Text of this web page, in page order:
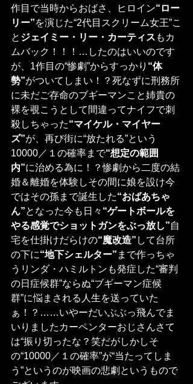
作目で当時からおばさ、ヒロイン“ロー
リー”を演じた“2代目スクリーム女王”こ
と ジェイミー・リー・カーティス もカ
ムバック！！！…したのはいいのです
が、1作目の“惨劇”からすっかり “体
勢”がついてしまい！？死なずに刑務所
に未だご存命のブギーマンこと姉貴の
裸を覗こうとして間違ってナイフで刺
殺しちゃった“マイケル・マイヤー
ズ”が、再び街に“放たれる”という
10000／１の確率まで“想定の範囲
内”に治める為に！？惨劇から二度の結
婚＆離婚を体験しその間に娘を設け今
ではその孫まで誕生した“おばあちゃ
ん”となった今も日々 “ゲートボールを
やる感覚でショットガンをぶっ放し”自
宅を仕掛けだらけの“魔改造” して台所
の下に“地下シェルター” まで作っちゃ
うリンダ・ハミルトンも発症した“審判
の日症候群”ならぬ“ブギーマン症候
群”に悩まされる人生を送っていた
ぁ！？……いやーだいぶぶっ飛んでま
いりましたカーペンターおじさんさて
は“振り切ったな？笑だがしかしそ
の“10000／１の確率”が“当たってしま
う”というのが映画の悲劇というもので